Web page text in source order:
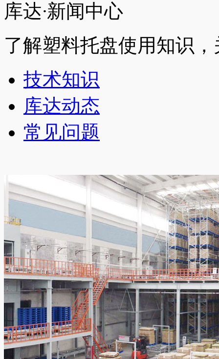
库达·新闻中心
了解塑料托盘使用知识
技术知识
库达动态
常见问题